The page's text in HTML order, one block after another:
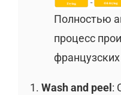
Полностью
процесс
1. Wash and peel :